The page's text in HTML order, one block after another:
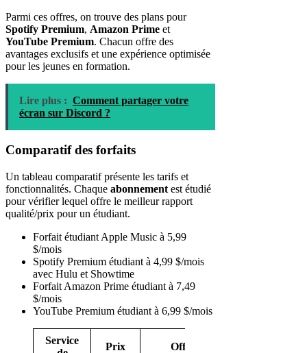
Parmi ces offres, on trouve des plans pour
Spotify Premium, Amazon Prime et
YouTube Premium. Chacun offre des
avantages exclusifs et une expérience optimisée
pour les jeunes en formation.
Lire plus : Comment partager votre
écran sur Discord ?
Comparatif des forfaits
Un tableau comparatif présente les tarifs et
fonctionnalités. Chaque abonnement est étudié
pour vérifier lequel offre le meilleur rapport
qualité/prix pour un étudiant.
Forfait étudiant Apple Music à 5,99
$/mois
Spotify Premium étudiant à 4,99 $/mois
avec Hulu et Showtime
Forfait Amazon Prime étudiant à 7,49
$/mois
YouTube Premium étudiant à 6,99 $/mois
Service
Prix Offre